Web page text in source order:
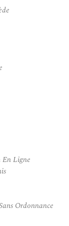
Ligne
Ordonnance